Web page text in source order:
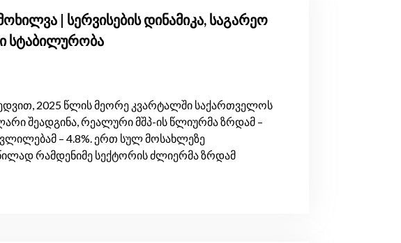
| სერვისების დინამიკა, საგარეო
სტაბილურობა
2025 წლის მეორე კვარტალში საქართველოს
შეადგინა, რეალური მშპ-ის წლიურმა ზრდამ –
– 4.8%. ერთ სულ მოსახლეზე
რამდენიმე სექტორის ძლიერმა ზრდამ